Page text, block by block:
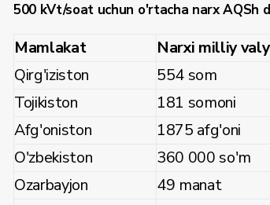
500 kVt/soat uchun o'rtacha narx AQSh
Mamlakat Narxi milliy
Qirg'iziston
554 som
Tojikiston
181 somoni
Afg'oniston
1875 afg'oni
O'zbekiston
360 000 so'm
Ozarbayjon
49 manat